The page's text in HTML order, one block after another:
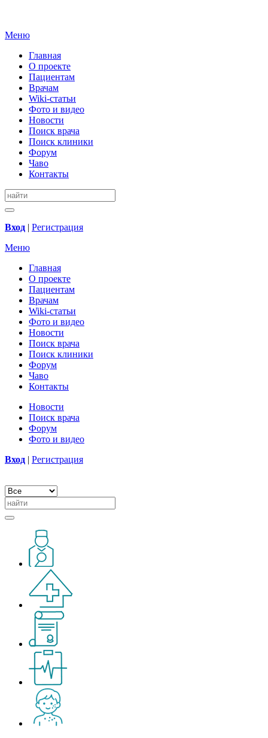
Меню
Главная
О проекте
Пациентам
Врачам
Wiki-статьи
Фото и видео
Новости
Поиск врача
Поиск клиники
Форум
Чаво
Контакты
Вход | Регистрация
Меню
Главная
О проекте
Пациентам
Врачам
Wiki-статьи
Фото и видео
Новости
Поиск врача
Поиск клиники
Форум
Чаво
Контакты
Новости
Поиск врача
Форум
Фото и видео
Вход | Регистрация